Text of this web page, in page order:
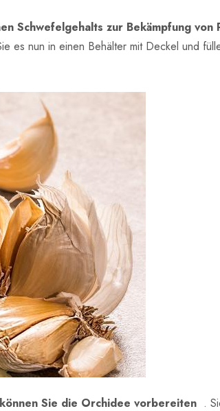
Schwefelgehalts zur Bekämpfung
es nun in einen Behälter mit Deckel und
Sie die Orchidee vorbereiten .